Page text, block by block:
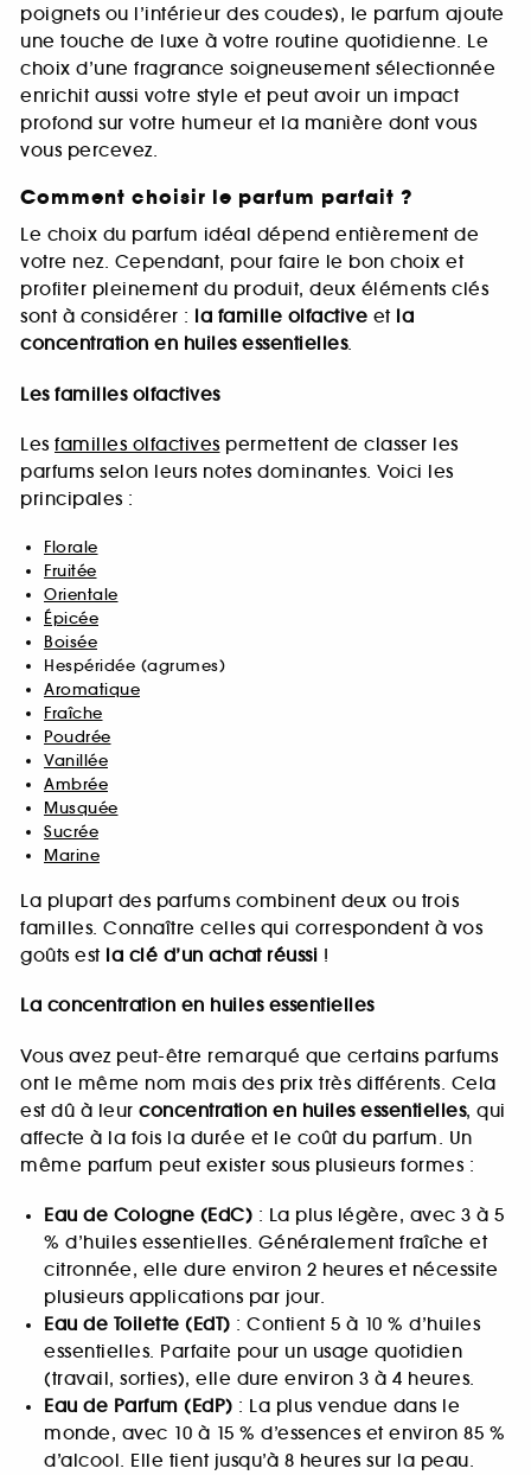
poignets ou l’intérieur des coudes), le parfum ajoute
une touche de luxe à votre routine quotidienne. Le
choix d’une fragrance soigneusement sélectionnée
enrichit aussi votre style et peut avoir un impact
profond sur votre humeur et la manière dont vous
vous percevez.
Comment choisir le parfum parfait ?
Le choix du parfum idéal dépend entièrement de
votre nez. Cependant, pour faire le bon choix et
profiter pleinement du produit, deux éléments clés
sont à considérer : la famille olfactive et la
concentration en huiles essentielles.
Les familles olfactives
Les familles olfactives permettent de classer les
parfums selon leurs notes dominantes. Voici les
principales :
Florale
Fruitée
Orientale
Épicée
Boisée
Hespéridée (agrumes)
Aromatique
Fraîche
Poudrée
Vanillée
Ambrée
Musquée
Sucrée
Marine
La plupart des parfums combinent deux ou trois
familles. Connaître celles qui correspondent à vos
goûts est la clé d’un achat réussi !
La concentration en huiles essentielles
Vous avez peut-être remarqué que certains parfums
ont le même nom mais des prix très différents. Cela
est dû à leur concentration en huiles essentielles, qui
affecte à la fois la durée et le coût du parfum. Un
même parfum peut exister sous plusieurs formes :
Eau de Cologne (EdC) : La plus légère, avec 3 à 5
% d’huiles essentielles. Généralement fraîche et
citronnée, elle dure environ 2 heures et nécessite
plusieurs applications par jour.
Eau de Toilette (EdT) : Contient 5 à 10 % d’huiles
essentielles. Parfaite pour un usage quotidien
(travail, sorties), elle dure environ 3 à 4 heures.
Eau de Parfum (EdP) : La plus vendue dans le
monde, avec 10 à 15 % d’essences et environ 85 %
d’alcool. Elle tient jusqu’à 8 heures sur la peau.